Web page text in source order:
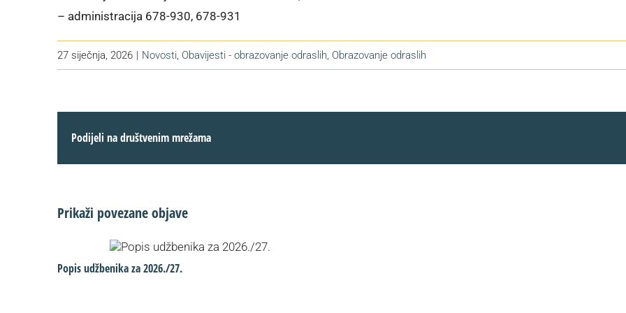
– administracija 678-930, 678-931
27 siječnja, 2026 | Novosti, Obavijesti - obrazovanje odraslih, Obrazovanje odraslih
Podijeli na društvenim mrežama
Prikaži povezane objave
Popis udžbenika za 2026./27.